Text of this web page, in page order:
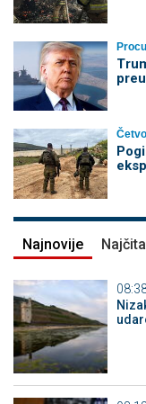
Najnovije